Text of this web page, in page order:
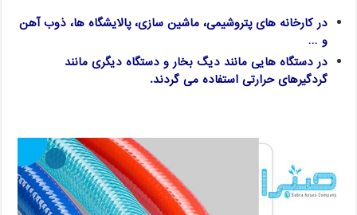
در کارخانه های پتروشیمی، ماشین سازی، پالایشگاه ها، ذوب آهن
و …
در دستگاه هایی مانند دیگ بخار و دستگاه دیگری مانند
گردگیرهای حرارتی استفاده می گردند.